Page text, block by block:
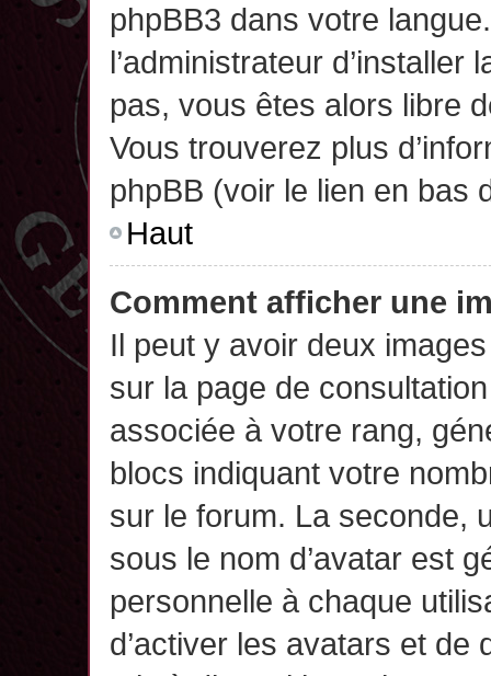
phpBB3 dans votre
l’administrateur d’installer
pas, vous êtes alors libre
Vous trouverez plus
phpBB (voir le lien en bas
Haut
Comment afficher une
Il peut y avoir deux
sur la page de
associée à votre rang,
blocs indiquant votre
sur le forum. La seconde,
sous le nom d’avatar est
personnelle à chaque
d’activer les avatars et de